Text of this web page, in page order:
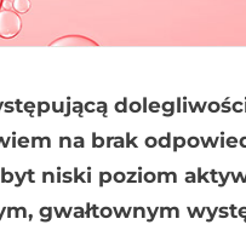
na brak
niski poziom
gwałtownym